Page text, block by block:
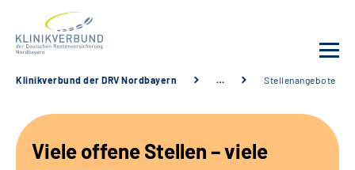
Behandlungsangebot
Klinikverbund der DRV Nordbayern … Stellenangebote
Viele offene Stellen – viele